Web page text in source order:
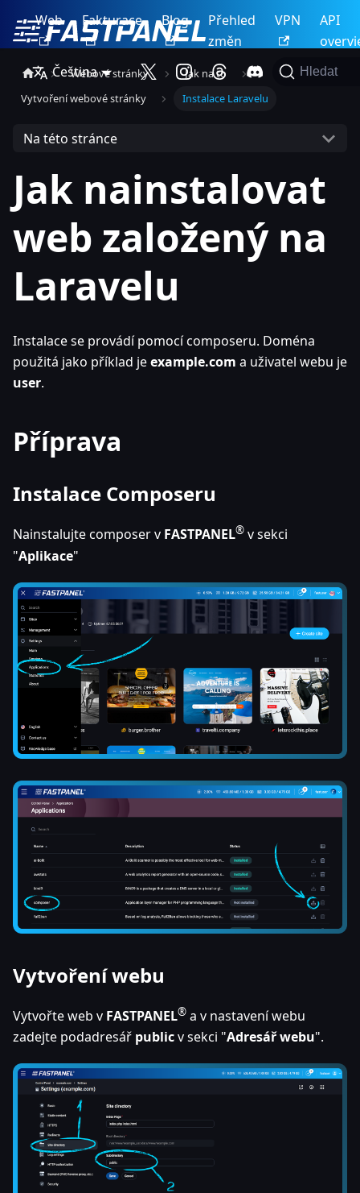
Web Fakturace Blog
Přehled
změn
VPN
API
Čeština
Hledat
Webové stránky
Jak na to
Vytvoření webové stránky
Instalace Laravelu
Na této stránce
Jak nainstalovat
web založený na
Laravelu
Instalace se provádí pomocí composeru. Doména
použitá jako příklad jeexample.com a uživatel webu je
user.
Příprava
Instalace Composeru
Nainstalujte composer v FASTPANEL® v sekci
"Aplikace"
Vytvoření webu
Vytvořte web v FASTPANEL® a v nastavení webu
zadejte podadresář publicv sekci "Adresář webu".